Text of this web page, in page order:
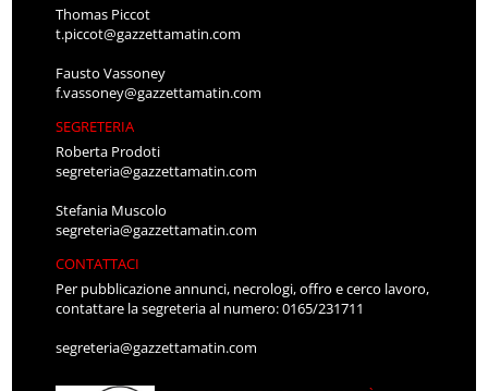
Thomas Piccot
t.piccot@gazzettamatin.com
Fausto Vassoney
f.vassoney@gazzettamatin.com
SEGRETERIA
Roberta Prodoti
segreteria@gazzettamatin.com
Stefania Muscolo
segreteria@gazzettamatin.com
CONTATTACI
Per pubblicazione annunci, necrologi, offro e cerco lavoro,
contattare la segreteria al numero: 0165/231711
segreteria@gazzettamatin.com